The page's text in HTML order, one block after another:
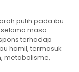
putih pada ibu
masa
terhadap
hamil, termasuk
metabolisme,